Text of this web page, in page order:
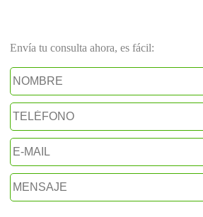
Envía tu consulta ahora, es fácil: